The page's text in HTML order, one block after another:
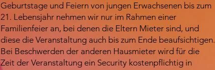
Geburtstage und Feiern von jungen Erwachsenen bis zum
21. Lebensjahr nehmen wir nur im Rahmen einer
Familienfeier an, bei denen die Eltern Mieter sind, und
diese die Veranstaltung auch bis zum Ende beaufsichtigen.
Bei Beschwerden der anderen Hausmieter wird für die
Zeit der Veranstaltung ein Security kostenpflichtig in